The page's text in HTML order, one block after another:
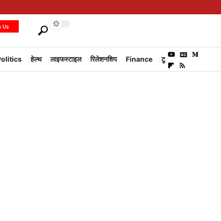
Us
हेल्थ लाइफस्टाइल रिलेशनशिप Finance टूरिज्म